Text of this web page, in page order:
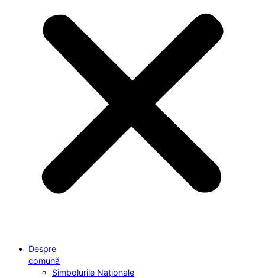
Despre
comună
Simbolurile Naționale